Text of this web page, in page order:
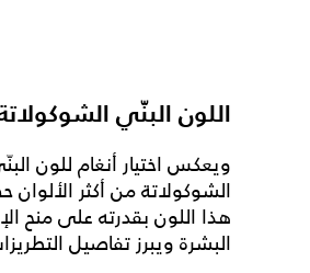
اللون البنّي
ويعكس اختيار أنغام للون
هذا اللون بقدرته على منح
البشرة ويبرز تفاصيل